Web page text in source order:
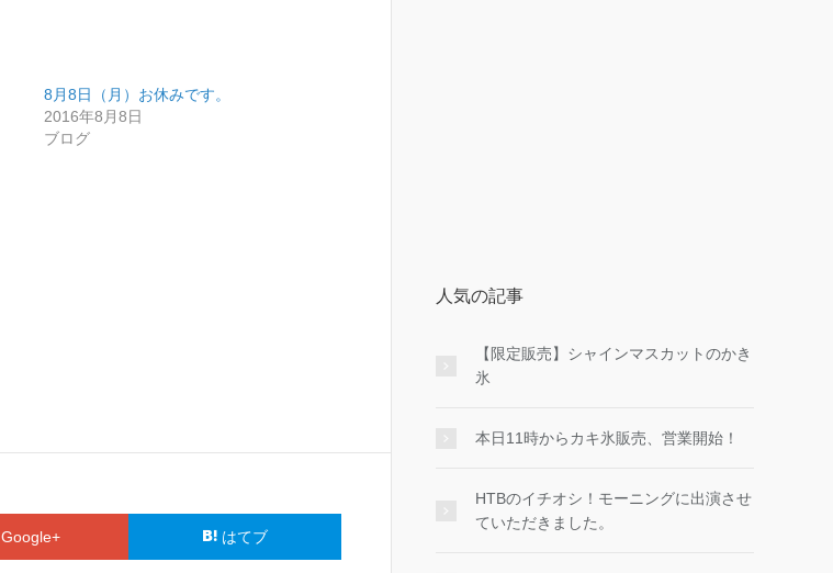
8月8日（月）お休みです。
2016年8月8日
ブログ
Google+ はてブ
人気の記事
【限定販売】シャインマスカットのかき
氷
本日11時からカキ氷販売、営業開始！
HTBのイチオシ！モーニングに出演させ
ていただきました。